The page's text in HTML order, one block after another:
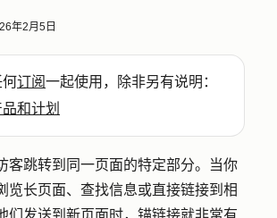
年2月5日
订阅一起使用，除非另有说明：
和计划
客跳转到同一页面的特定部分。当你
览长页面、查找信息或直接链接到相
们发送到新页面时，锚链接就非常有